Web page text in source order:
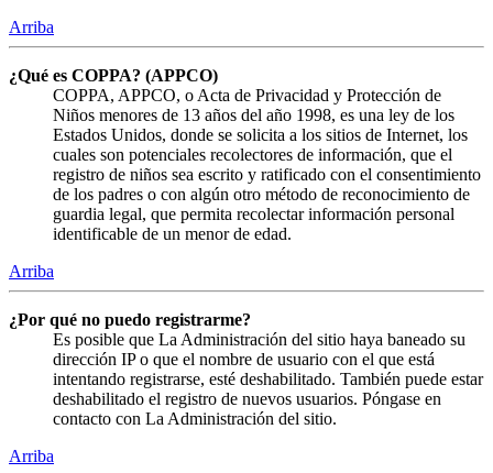
Arriba
¿Qué es COPPA? (APPCO)
COPPA, APPCO, o Acta de Privacidad y Protección de
Niños menores de 13 años del año 1998, es una ley de los
Estados Unidos, donde se solicita a los sitios de Internet, los
cuales son potenciales recolectores de información, que el
registro de niños sea escrito y ratificado con el consentimiento
de los padres o con algún otro método de reconocimiento de
guardia legal, que permita recolectar información personal
identificable de un menor de edad.
Arriba
¿Por qué no puedo registrarme?
Es posible que La Administración del sitio haya baneado su
dirección IP o que el nombre de usuario con el que está
intentando registrarse, esté deshabilitado. También puede estar
deshabilitado el registro de nuevos usuarios. Póngase en
contacto con La Administración del sitio.
Arriba